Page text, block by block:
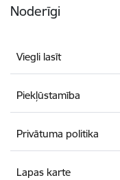
Noderīgi
Viegli lasīt
Piekļūstamība
Privātuma politika
Lapas karte